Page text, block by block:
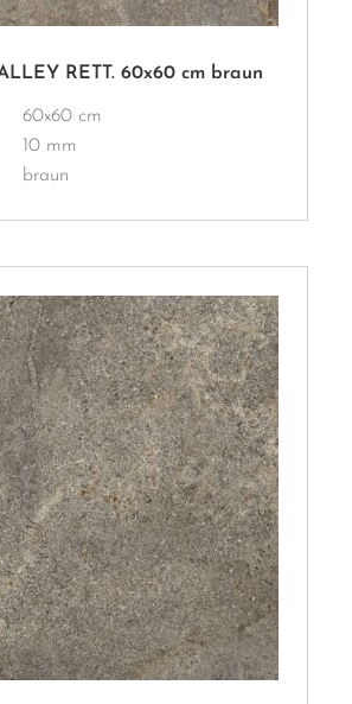
RETT. 60x60 cm braun
60x60 cm
10 mm
braun